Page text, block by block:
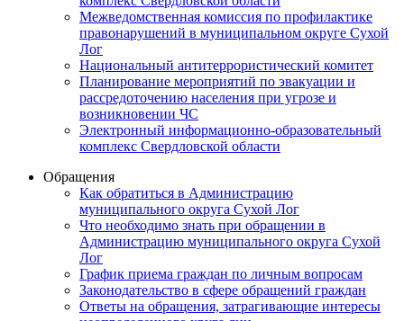
Межведомственная комиссия по профилактике
правонарушений в муниципальном округе Сухой
Лог
Национальный антитеррористический комитет
Планирование мероприятий по эвакуации и
рассредоточению населения при угрозе и
возникновении ЧС
Электронный информационно-образовательный
комплекс Свердловской области
Обращения
Как обратиться в Администрацию
муниципального округа Сухой Лог
Что необходимо знать при обращении в
Администрацию муниципального округа Сухой
Лог
График приема граждан по личным вопросам
Законодательство в сфере обращений граждан
Ответы на обращения, затрагивающие интересы